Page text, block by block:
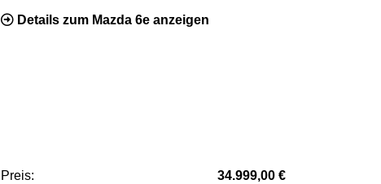
Details zum Mazda 6e anzeigen
Preis:
34.999,00 €